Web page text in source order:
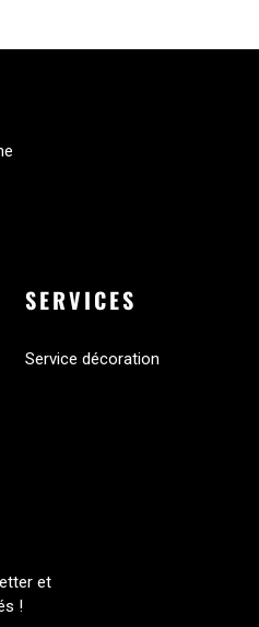
SERVICES
Service décoration
et
!